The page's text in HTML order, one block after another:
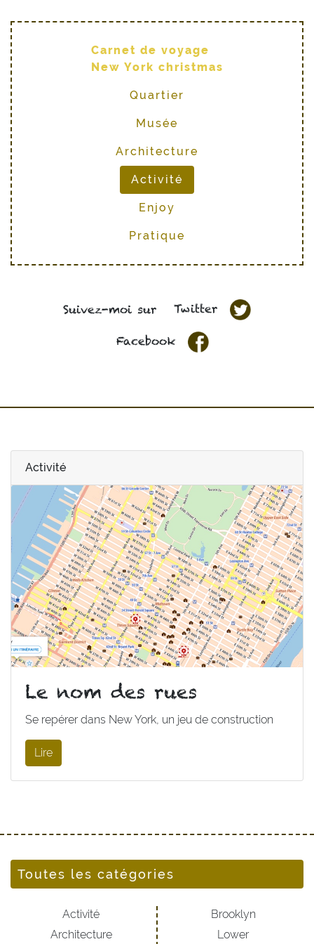
Carnet de voyage
New York christmas
Quartier
Musée
Architecture
Activité
Enjoy
Pratique
Suivez-moi sur Twitter
Facebook
Activité
Le nom des rues
Se repérer dans New York, un jeu de construction
Lire
Toutes les catégories
Activité
Architecture
Brooklyn
Lower